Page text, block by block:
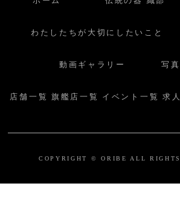
わたしたちが大切にしたいこと
動画ギャラリー 写
店舗一覧 旗艦店一覧 イベント一覧 求
COPYRIGHT © ORIBE ALL RIGHTS